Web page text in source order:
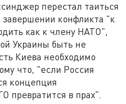
перестал таиться
завершении конфликта "к
как к члену НАТО",
Украины быть не
Киева необходимо
что, "если Россия
концепция
превратится в прах".